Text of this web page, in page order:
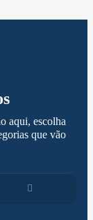
aqui, escolha
que vão